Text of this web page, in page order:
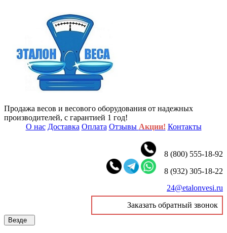
Продажа весов и весового оборудования от надежных
производителей, с гарантией 1 год!
О нас Доставка Оплата Отзывы Акции! Контакты
8 (800) 555-18-92
8 (932) 305-18-22
24@etalonvesi.ru
Заказать обратный звонок
Везде